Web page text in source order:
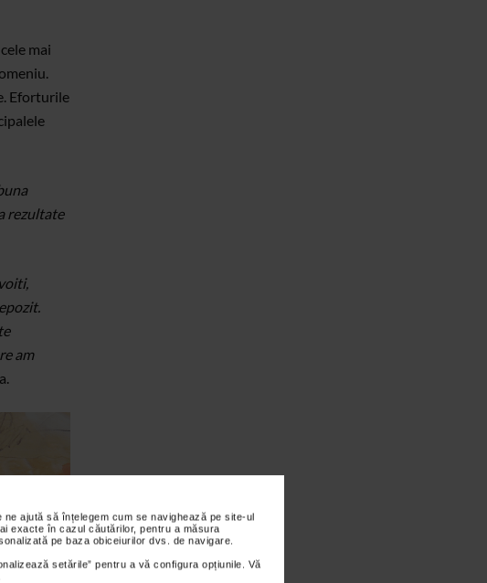
ajută să înțelegem cum se navighează pe site-ul
exacte în cazul căutărilor, pentru a măsura
pe baza obiceiurilor dvs. de navigare.
setările” pentru a vă configura opțiunile. Vă
mai
Eforturile
rezultate
am
noi si
de